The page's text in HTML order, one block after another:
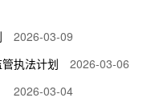
2026-03-09
执法计划
2026-03-06
2026-03-04